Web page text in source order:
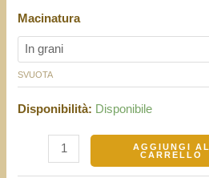
Macinatura
SVUOTA
Disponibilità: Disponibile
AGGIUNGI AL
CARRELLO